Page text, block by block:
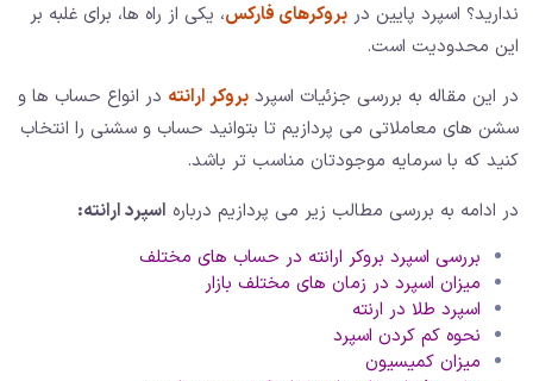
ندارید؟ اسپرد پایین در بروکرهای فارکس، یکی از راه ها، برای غلبه بر
این محدودیت است.
در این مقاله به بررسی جزئیات اسپرد بروکر ارانته در انواع حساب ها و
سشن های معاملاتی می پردازیم تا بتوانید حساب و سشنی را انتخاب
کنید که با سرمایه موجودتان مناسب تر باشد.
در ادامه به بررسی مطالب زیر می پردازیم درباره اسپرد ارانته:
بررسی اسپرد بروکر ارانته در حساب های مختلف
میزان اسپرد در زمان های مختلف بازار
اسپرد طلا در ارنته
نحوه کم کردن اسپرد
میزان کمیسیون